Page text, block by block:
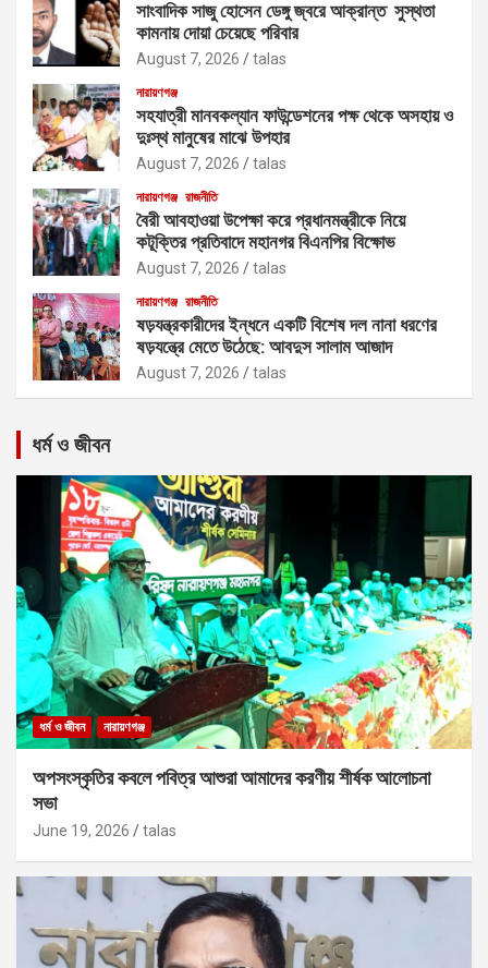
সাংবাদিক সাজু হোসেন ডেঙ্গু জ্বরে আক্রান্ত সুস্থতা
কামনায় দোয়া চেয়েছে পরিবার
August 7, 2026 talas
নারায়ণগঞ্জ
সহযাত্রী মানবকল্যান ফাউন্ডেশনের পক্ষ থেকে অসহায় ও
দুঃস্থ মানুষের মাঝে উপহার
August 7, 2026 talas
নারায়ণগঞ্জ রাজনীতি
বৈরী আবহাওয়া উপেক্ষা করে প্রধানমন্ত্রীকে নিয়ে
কটূক্তির প্রতিবাদে মহানগর বিএনপির বিক্ষোভ
August 7, 2026 talas
নারায়ণগঞ্জ রাজনীতি
ষড়যন্ত্রকারীদের ইন্ধনে একটি বিশেষ দল নানা ধরণের
ষড়যন্ত্রে মেতে উঠেছে: আবদুস সালাম আজাদ
August 7, 2026 talas
ধর্ম ও জীবন
ধর্ম ও জীবন নারায়ণগঞ্জ
অপসংস্কৃতির কবলে পবিত্র আশুরা আমাদের করণীয় শীর্ষক আলোচনা
সভা
June 19, 2026 talas